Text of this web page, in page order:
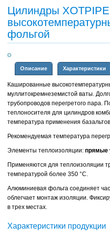
Цилиндры
фольгой
Описание Характеристики
Кашированные
муллитокремнеземистой ваты.
трубопроводов перегретого пара.
теплоносителя для цилиндров
температура применения
Рекомендуемая температура
Элементы теплоизоляции: прямые
Применяются для теплоизоляции
температурой более 350 °C.
Алюминиевая фольга соединяет
облегчает монтаж изоляции.
в трех местах.
Характеристики продукции